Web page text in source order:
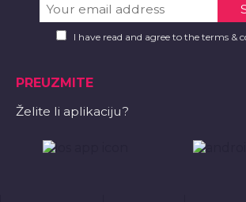
I have read and agree to the terms &
PREUZMITE
Želite li aplikaciju?